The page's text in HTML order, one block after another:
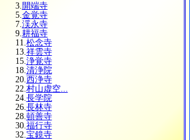
3. 開端寺
5. 金覚寺
7. 渓永寺
9. 耕福寺
11. 松念寺
13. 祥雲寺
15. 浄覚寺
18. 清浄院
20. 西浄寺
22. 村山虚空...
24. 長学院
26. 長林寺
28. 頓善寺
30. 福行寺
32. 宝鏡寺